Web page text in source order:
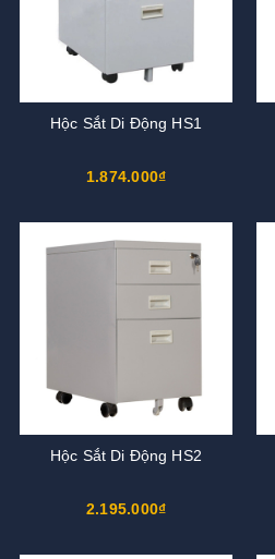
Hộc Sắt Di Động HS1
1.874.000₫
Hộc Sắt Di Động HS2
2.195.000₫